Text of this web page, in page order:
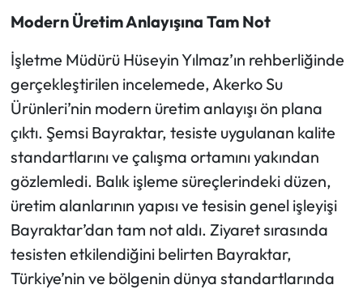
güçlüdür'
Modern Üretim Anlayışına Tam Not
İşletme Müdürü Hüseyin Yılmaz’ın rehberliğinde
gerçekleştirilen incelemede, Akerko Su
Ürünleri’nin modern üretim anlayışı ön plana
çıktı. Şemsi Bayraktar, tesiste uygulanan kalite
standartlarını ve çalışma ortamını yakından
gözlemledi. Balık işleme süreçlerindeki düzen,
üretim alanlarının yapısı ve tesisin genel işleyişi
Bayraktar’dan tam not aldı. Ziyaret sırasında
tesisten etkilendiğini belirten Bayraktar,
Türkiye’nin ve bölgenin dünya standartlarında